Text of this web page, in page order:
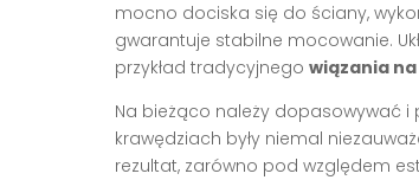
mocno dociska się do ściany,
gwarantuje stabilne mocowanie.
przykład tradycyjnego wiązania
Na bieżąco należy dopasowywać i
krawędziach były niemal
rezultat, zarówno pod względem